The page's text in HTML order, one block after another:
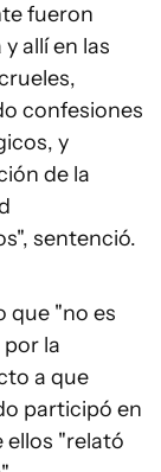
fueron
allí en las
confesiones
y
de la
sentenció.
que "no es
la
a que
participó en
ellos "relató